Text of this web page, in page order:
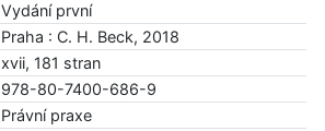
Vydání první
Praha : C. H. Beck, 2018
xvii, 181 stran
978-80-7400-686-9
Právní praxe